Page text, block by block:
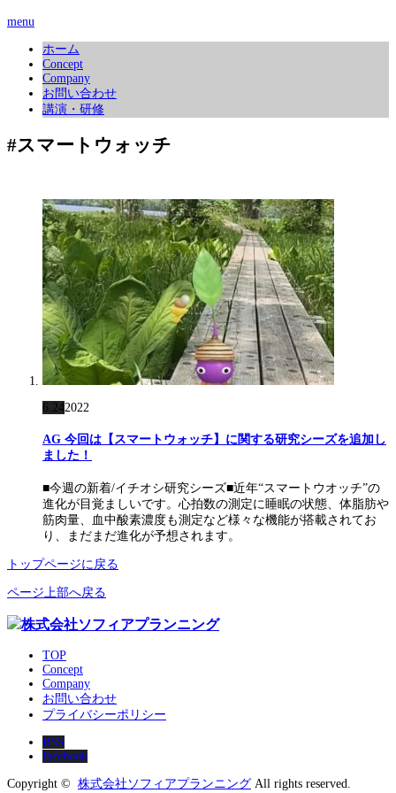
menu
ホーム
Concept
Company
お問い合わせ
講演・研修
#スマートウォッチ
6.242022
AG 今回は【スマートウォッチ】に関する研究シーズを追加し
ました！
■今週の新着/イチオシ研究シーズ■近年“スマートウオッチ”の
進化が目覚ましいです。心拍数の測定に睡眠の状態、体脂肪や
筋肉量、血中酸素濃度も測定など様々な機能が搭載されてお
り、まだまだ進化が予想されます。
トップページに戻る
ページ上部へ戻る
TOP
Concept
Company
お問い合わせ
プライバシーポリシー
RSS
facebook
Copyright © 株式会社ソフィアプランニング All rights reserved.